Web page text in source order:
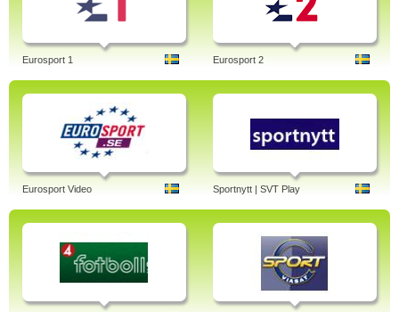
Eurosport 1 Eurosport 2
Eurosport Video Sportnytt | SVT Play